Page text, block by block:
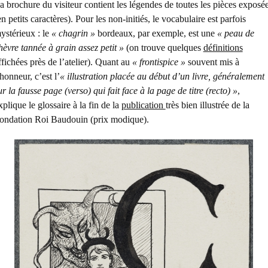
brochure du visiteur contient les légendes de toutes les pièces
petits caractères). Pour les non-initiés, le vocabulaire est parfois
: le « chagrin » bordeaux, par exemple, est une « peau de
tannée à grain assez petit » (on trouve quelques définitions
près de l’atelier). Quant au « frontispice » souvent mis à
c’est l’« illustration placée au début d’un livre, généralement
la fausse page (verso) qui fait face à la page de titre (recto) »,
le glossaire à la fin de la publication très bien illustrée de la
Roi Baudouin (prix modique).